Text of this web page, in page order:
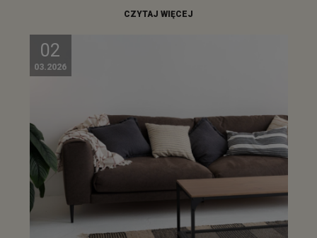
CZYTAJ WIĘCEJ
02
03.2026